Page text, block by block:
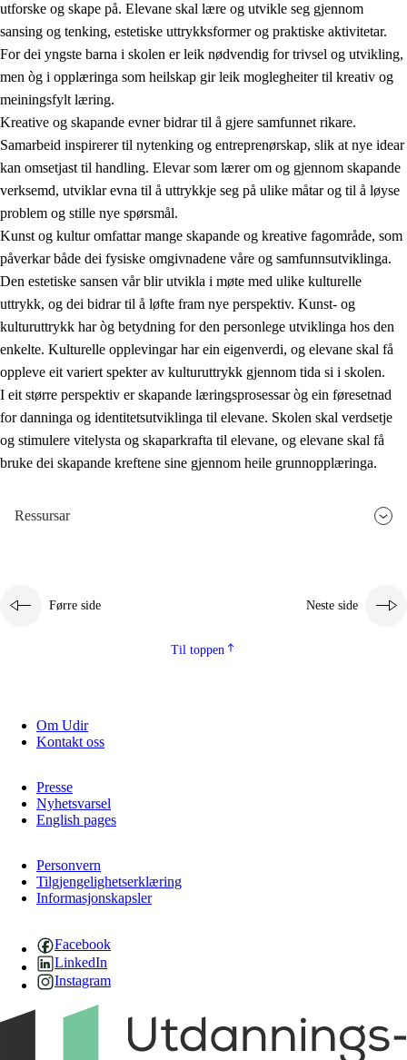
Identitet og kulturelt mangfald
1.3 Kritisk tenking og etisk bevisstheit
1.4 Skaparglede, engasjement og utforskartrong
1.5 Respekt for naturen og miljøbevisstheit
1.6 Demokrati og medverknad
utforske og skape på. Elevane skal lære og utvikle seg gjennom
sansing og tenking, estetiske uttrykksformer og praktiske aktivitetar.
For dei yngste barna i skolen er leik nødvendig for trivsel og utvikling,
men òg i opplæringa som heilskap gir leik moglegheiter til kreativ og
meiningsfylt læring.
Kreative og skapande evner bidrar til å gjere samfunnet rikare.
Samarbeid inspirerer til nytenking og entreprenørskap, slik at nye idear
kan omsetjast til handling. Elevar som lærer om og gjennom skapande
verksemd, utviklar evna til å uttrykkje seg på ulike måtar og til å løyse
problem og stille nye spørsmål.
Kunst og kultur omfattar mange skapande og kreative fagområde, som
påverkar både dei fysiske omgivnadene våre og samfunnsutviklinga.
Den estetiske sansen vår blir utvikla i møte med ulike kulturelle
uttrykk, og dei bidrar til å løfte fram nye perspektiv. Kunst- og
kulturuttrykk har òg betydning for den personlege utviklinga hos den
enkelte. Kulturelle opplevingar har ein eigenverdi, og elevane skal få
oppleve eit variert spekter av kulturuttrykk gjennom tida si i skolen.
I eit større perspektiv er skapande læringsprosessar òg ein føresetnad
for danninga og identitetsutviklinga til elevane. Skolen skal verdsetje
og stimulere vitelysta og skaparkrafta til elevane, og elevane skal få
bruke dei skapande kreftene sine gjennom heile grunnopplæringa.
Ressursar
Førre side Neste side
Til toppen
Om Udir
Kontakt oss
Presse
Nyhetsvarsel
English pages
Personvern
Tilgjengelighetserklæring
Informasjonskapsler
Facebook
LinkedIn
Instagram